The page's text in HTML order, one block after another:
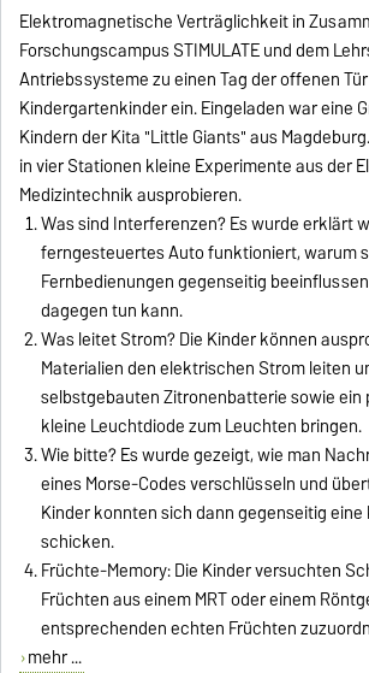
Elektromagnetische Verträglichkeit in
Forschungscampus STIMULATE und dem
Antriebssysteme zu einen Tag der offenen
Kindergartenkinder ein. Eingeladen war eine
Kindern der Kita "Little Giants" aus
in vier Stationen kleine Experimente aus der
Medizintechnik ausprobieren.
Was sind Interferenzen? Es wurde erklärt
ferngesteuertes Auto funktioniert, warum
Fernbedienungen gegenseitig
dagegen tun kann.
Was leitet Strom? Die Kinder können
Materialien den elektrischen Strom leiten
selbstgebauten Zitronenbatterie sowie ein
kleine Leuchtdiode zum Leuchten bringen.
Wie bitte? Es wurde gezeigt, wie man
eines Morse-Codes verschlüsseln und
Kinder konnten sich dann gegenseitig
schicken.
Früchte-Memory: Die Kinder versuchten
Früchten aus einem MRT oder einem
entsprechenden echten Früchten
mehr ...